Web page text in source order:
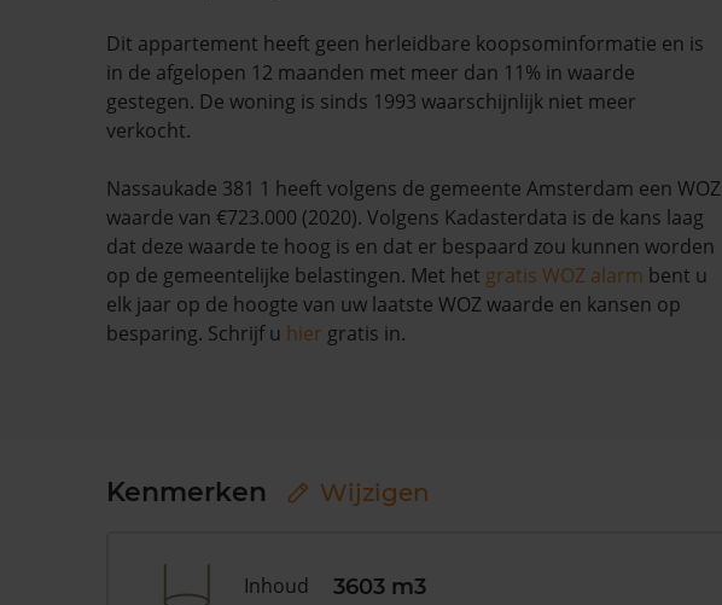
Dit appartement heeft geen herleidbare koopsominformatie en is
in de afgelopen 12 maanden met meer dan 11% in waarde
gestegen. De woning is sinds 1993 waarschijnlijk niet meer
verkocht.
Nassaukade 381 1 heeft volgens de gemeente Amsterdam een WOZ
waarde van €723.000 (2020). Volgens Kadasterdata is de kans laag
dat deze waarde te hoog is en dat er bespaard zou kunnen worden
op de gemeentelijke belastingen. Met het gratis WOZ alarm bent u
elk jaar op de hoogte van uw laatste WOZ waarde en kansen op
besparing. Schrijf u hier gratis in.
Kenmerken Wijzigen
Inhoud 3603 m3